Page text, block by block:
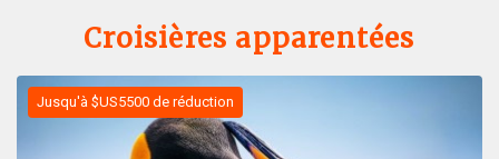
Croisières apparentées
Jusqu'à $US5500 de réduction